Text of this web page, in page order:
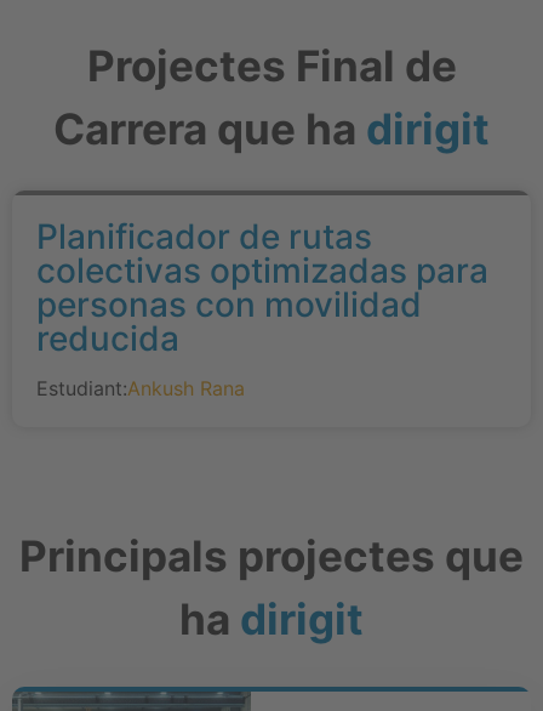
Projectes Final de
Carrera que ha dirigit
Planificador de rutas
colectivas optimizadas para
personas con movilidad
reducida
Estudiant:Ankush Rana
Principals projectes que
ha dirigit